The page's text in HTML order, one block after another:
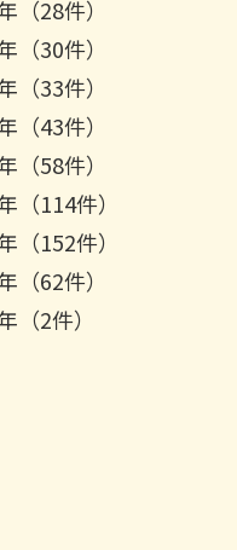
（28件）
（30件）
（33件）
（43件）
（58件）
（114件）
（152件）
（62件）
（2件）